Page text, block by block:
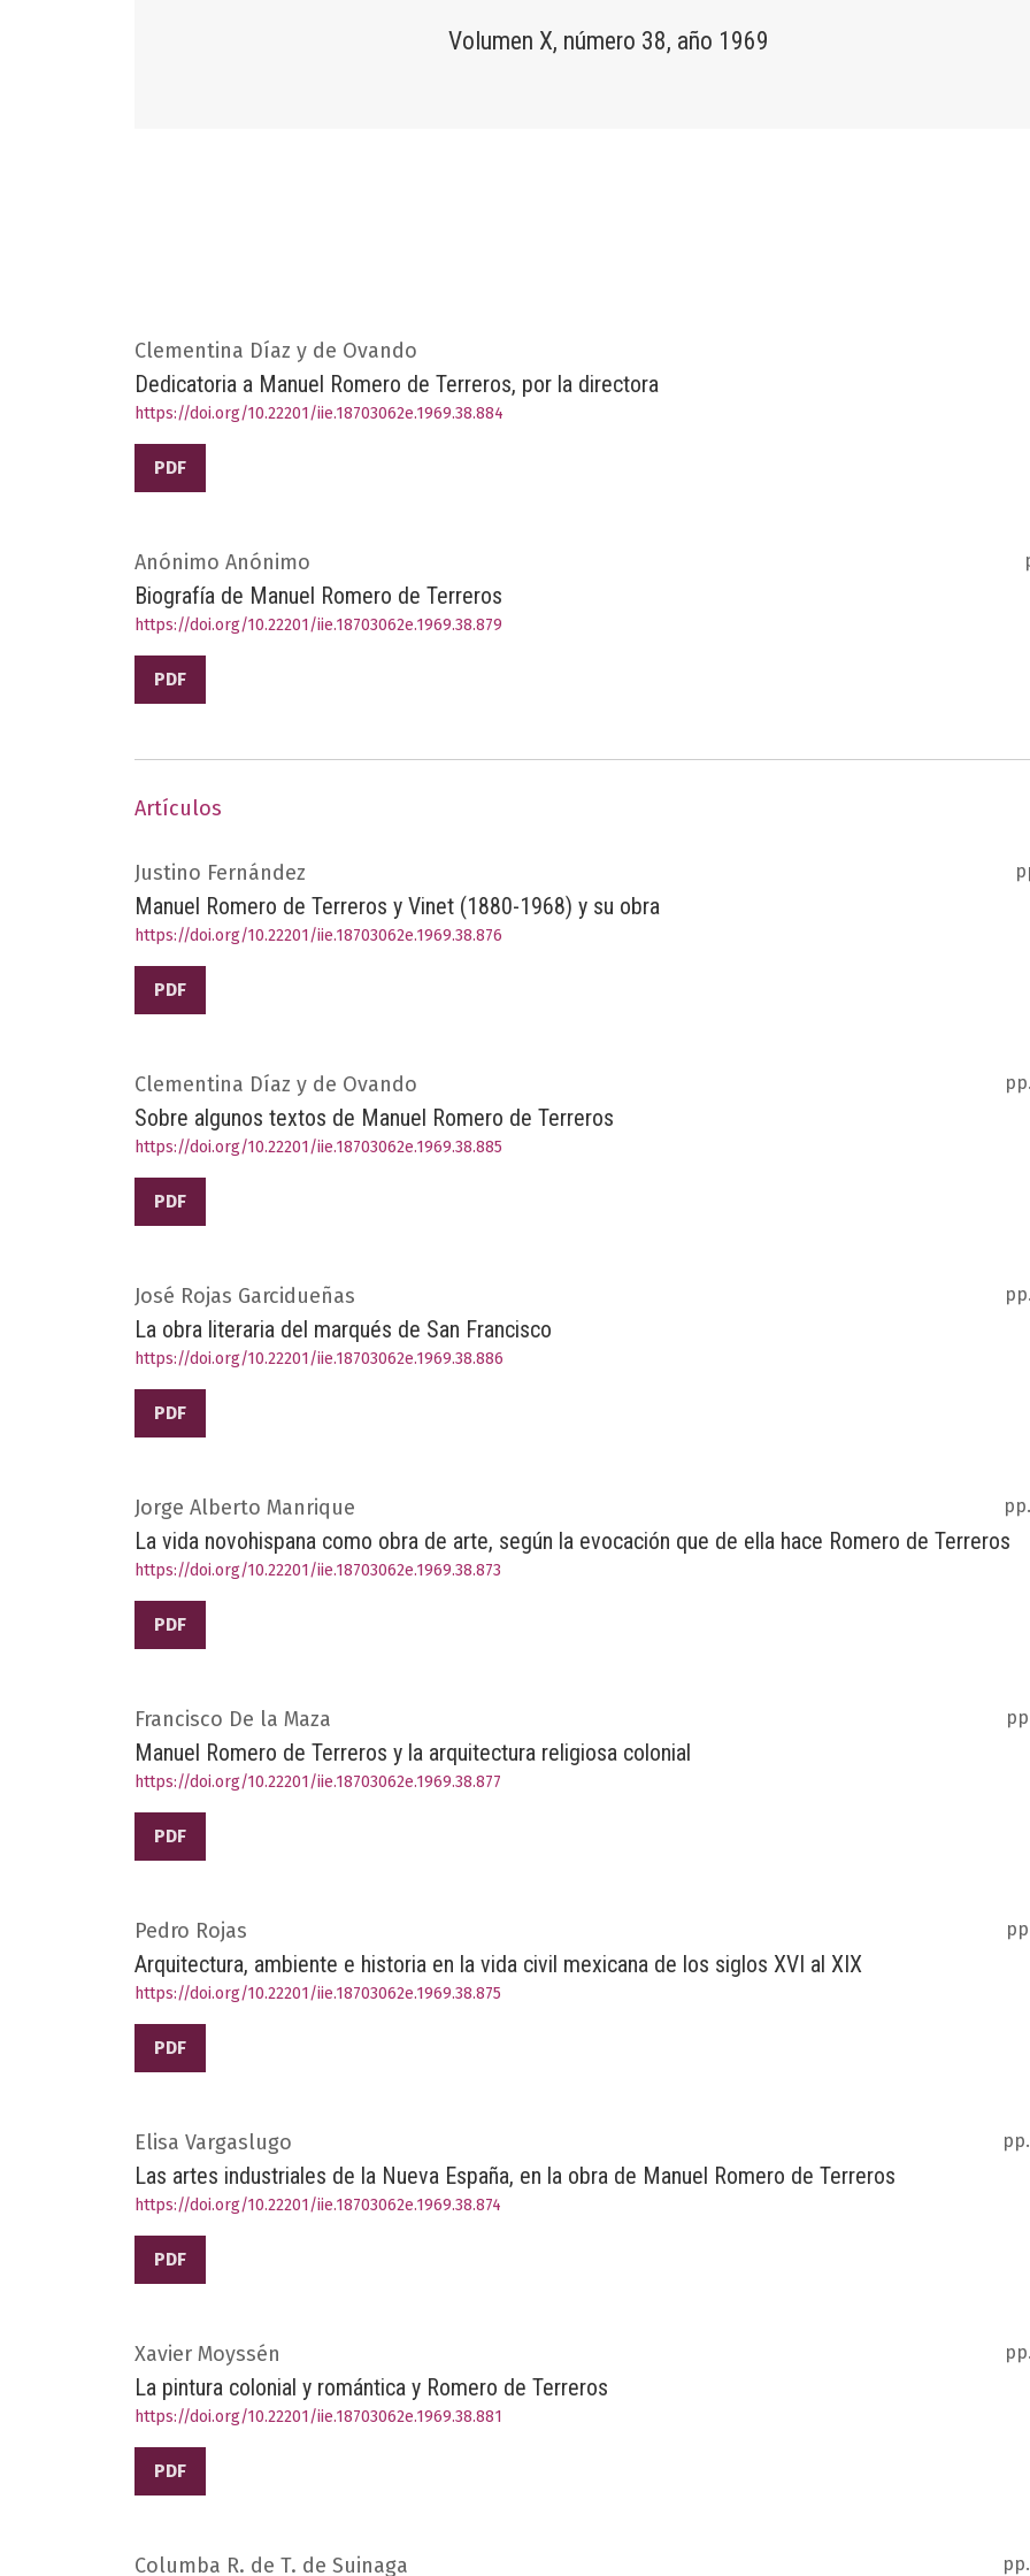
Volumen X, número 38, año 1969
Clementina Díaz y de Ovando
Dedicatoria a Manuel Romero de Terreros, por la directora
https://doi.org/10.22201/iie.18703062e.1969.38.884
PDF
Anónimo Anónimo
Biografía de Manuel Romero de Terreros
https://doi.org/10.22201/iie.18703062e.1969.38.879
PDF
Artículos
Justino Fernández
Manuel Romero de Terreros y Vinet (1880-1968) y su obra
https://doi.org/10.22201/iie.18703062e.1969.38.876
PDF
Clementina Díaz y de Ovando
Sobre algunos textos de Manuel Romero de Terreros
https://doi.org/10.22201/iie.18703062e.1969.38.885
PDF
José Rojas Garcidueñas
La obra literaria del marqués de San Francisco
https://doi.org/10.22201/iie.18703062e.1969.38.886
PDF
Jorge Alberto Manrique
La vida novohispana como obra de arte, según la evocación que de ella hace Romero de Terreros
https://doi.org/10.22201/iie.18703062e.1969.38.873
PDF
Francisco De la Maza
Manuel Romero de Terreros y la arquitectura religiosa colonial
https://doi.org/10.22201/iie.18703062e.1969.38.877
PDF
Pedro Rojas
Arquitectura, ambiente e historia en la vida civil mexicana de los siglos XVI al XIX
https://doi.org/10.22201/iie.18703062e.1969.38.875
PDF
Elisa Vargaslugo
Las artes industriales de la Nueva España, en la obra de Manuel Romero de Terreros
https://doi.org/10.22201/iie.18703062e.1969.38.874
PDF
Xavier Moyssén
La pintura colonial y romántica y Romero de Terreros
https://doi.org/10.22201/iie.18703062e.1969.38.881
PDF
Columba R. de T. de Suinaga